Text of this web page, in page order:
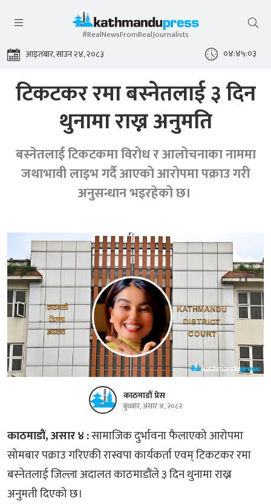
#RealNewsFromRealJournalists
आइतबार, साउन २४, २०८३ ०४:४५:०४
टिकटकर रमा बस्नेतलाई ३ दिन
थुनामा राख्न अनुमति
बस्नेतलाई टिकटकमा विरोध र आलोचनाका नाममा
जथाभावी लाइभ गर्दै आएको आरोपमा पक्राउ गरी
अनुसन्धान भइरहेको छ।
काठमाडौं प्रेस
बुधबार, असार ४, २०८२
काठमाडौं, असार ४ :सामाजिक दुर्भावना फैलाएको आरोपमा
सोमबार पक्राउ गरिएकी रास्वपा कार्यकर्ता एवम् टिकटकर रमा
बस्नेतलाई जिल्ला अदालत काठमाडौंले ३ दिन थुनामा राख्न
अनुमती दिएको छ।